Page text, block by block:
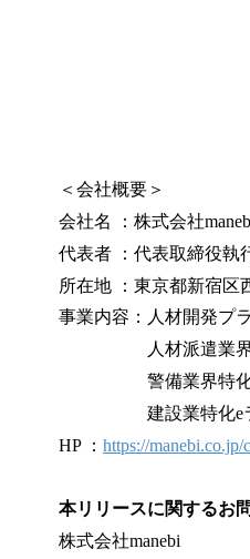
＜会社概要＞
会社名 ：株式会社
代表者 ：代表取締役執
所在地 ：東京都新宿区
事業内容：人材開発プ
⼈材派遣業界特化
警備業界特化eラー
建設業特化eラー
HP ： https://manebi.co.jp/
本リリースに関するお
株式会社manebi